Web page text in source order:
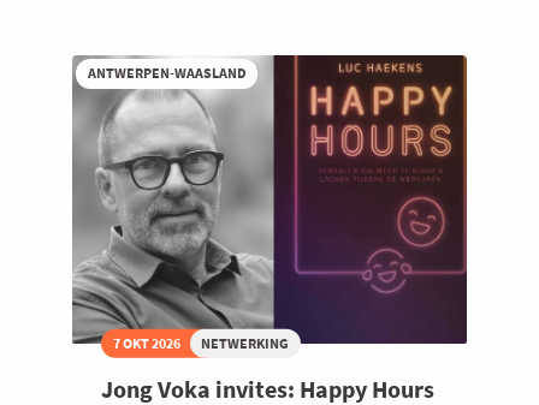
Health,
Industry,
Technology
Tomorrow
ANTWERPEN-WAASLAND
7 OKT 2026 NETWERKING
Jong Voka invites: Happy Hours
Supply Chain
Welzijn en gezondheidszorg